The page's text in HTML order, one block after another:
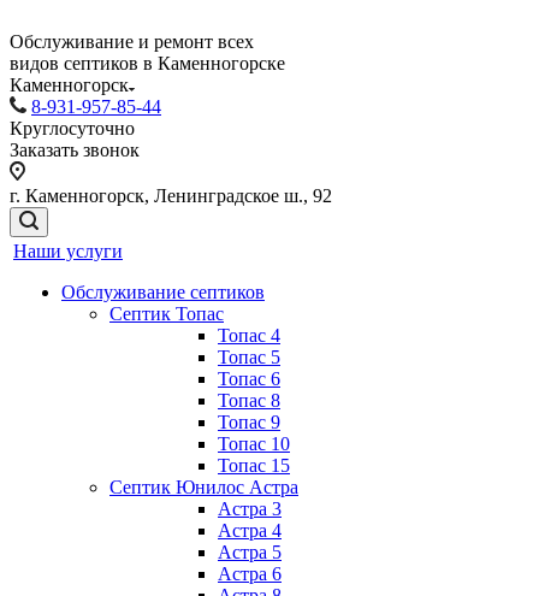
Обслуживание и ремонт всех
видов септиков в Каменногорске
Каменногорск
8-931-957-85-44
Круглосуточно
Заказать звонок
г. Каменногорск, Ленинградское ш., 92
Наши услуги
Обслуживание септиков
Септик Топас
Топас 4
Топас 5
Топас 6
Топас 8
Топас 9
Топас 10
Топас 15
Септик Юнилос Астра
Астра 3
Астра 4
Астра 5
Астра 6